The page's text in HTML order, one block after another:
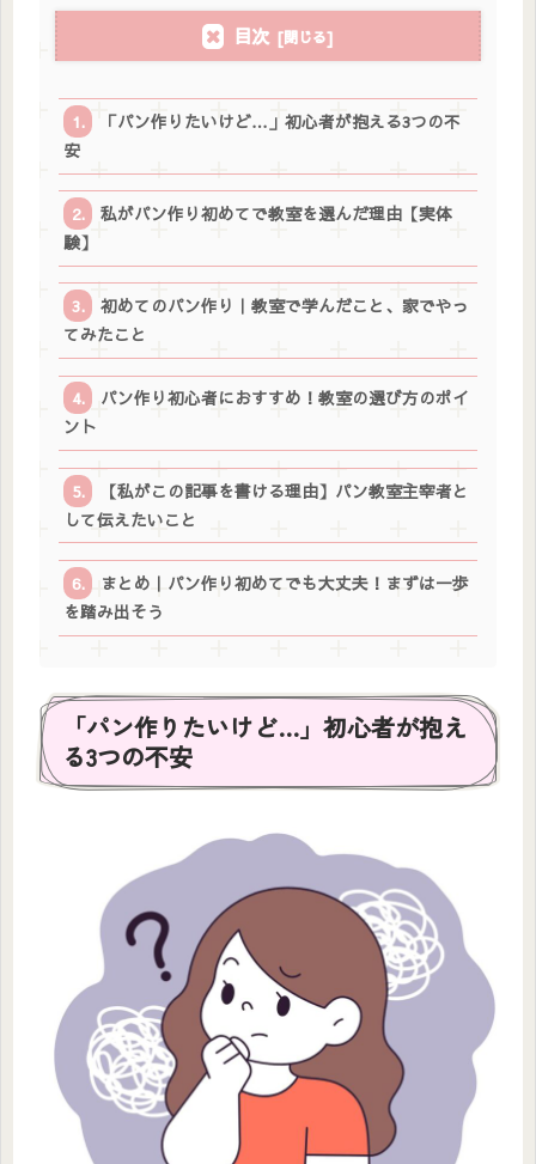
目次
「パン作りたいけど…」初心者が抱える3つの不
安
私がパン作り初めてで教室を選んだ理由【実体
験】
初めてのパン作り｜教室で学んだこと、家でやっ
てみたこと
パン作り初心者におすすめ！教室の選び方のポイ
ント
【私がこの記事を書ける理由】パン教室主宰者と
して伝えたいこと
まとめ｜パン作り初めてでも大丈夫！まずは一歩
を踏み出そう
「パン作りたいけど…」初心者が抱え
る3つの不安